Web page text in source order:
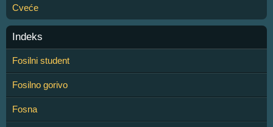
Cveće
Indeks
Fosilni student
Fosilno gorivo
Fosna